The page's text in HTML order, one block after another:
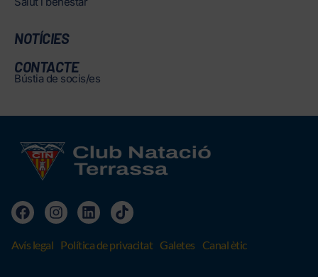
NOTÍCIES
CONTACTE
Bústia de socis/es
Avís legal Política de privacitat Galetes Canal ètic